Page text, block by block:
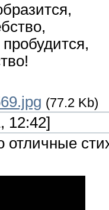
(77.2 Kb)
12:42]
отличные